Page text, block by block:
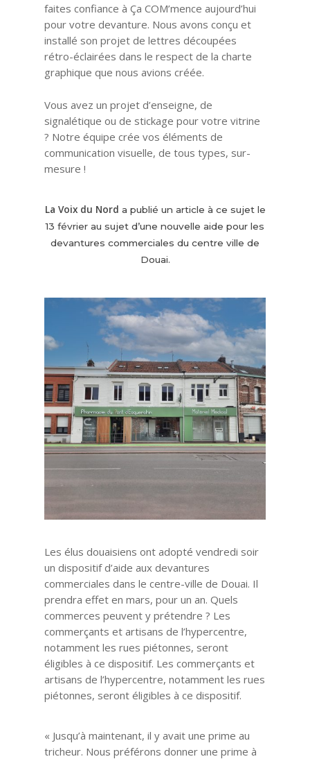
faites confiance à Ça COM’mence aujourd’hui
pour votre devanture. Nous avons conçu et
installé son projet de lettres découpées
rétro-éclairées dans le respect de la charte
graphique que nous avions créée.
Vous avez un projet d’enseigne, de
signalétique ou de stickage pour votre vitrine
? Notre équipe crée vos éléments de
communication visuelle, de tous types, sur-
mesure !
La Voix du Nord a publié un article à ce sujet le
13 février au sujet d’une nouvelle aide pour les
devantures commerciales du centre ville de
Douai.
Les élus douaisiens ont adopté vendredi soir
un dispositif d’aide aux devantures
commerciales dans le centre-ville de Douai. Il
prendra effet en mars, pour un an. Quels
commerces peuvent y prétendre ? Les
commerçants et artisans de l’hypercentre,
notamment les rues piétonnes, seront
éligibles à ce dispositif. Les commerçants et
artisans de l’hypercentre, notamment les rues
piétonnes, seront éligibles à ce dispositif.
« Jusqu’à maintenant, il y avait une prime au
tricheur. Nous préférons donner une prime à